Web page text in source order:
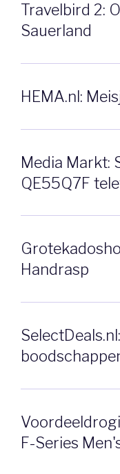
Travelbird 2:
Sauerland
HEMA.nl:
Media Markt:
QE55Q7F
Handrasp
F-Series